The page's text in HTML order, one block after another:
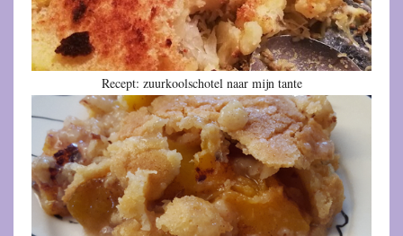
Recept: zuurkoolschotel naar mijn tante